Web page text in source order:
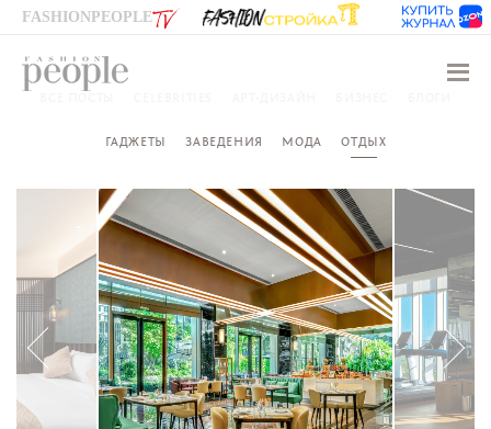
FASHIONPEOPLE
ГАДЖЕТЫ ЗАВЕДЕНИЯ МОДА ОТДЫХ